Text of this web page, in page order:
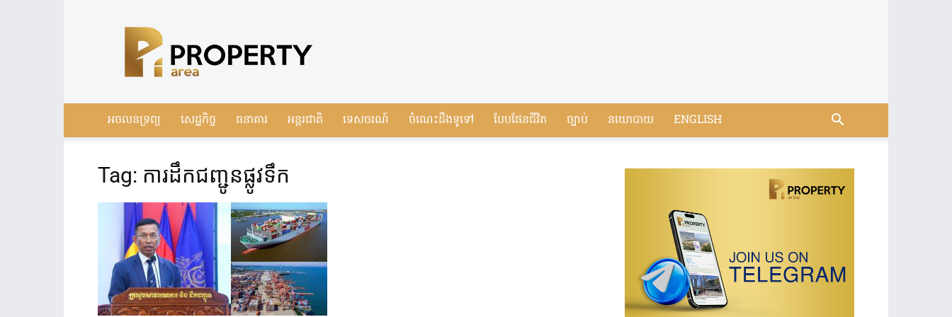
Real
Estate
Cambodia
អចលនទ្រព្យ សេដ្ឋកិច្ច ធនាគារ អន្តរជាតិ ទេសចរណ៍ ចំណេះដឹងទូទៅ បែបផែនជីវិត ច្បាប់ នយោបាយ ENGLISH
Tag: ការ​ដឹកជញ្ជូន​ផ្លូវទឹក